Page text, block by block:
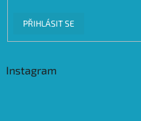
PŘIHLÁSIT SE
Instagram